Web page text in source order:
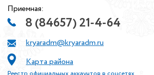
Приемная:
8 (84657) 21-4-64
kryaradm@kryaradm.ru
Карта района